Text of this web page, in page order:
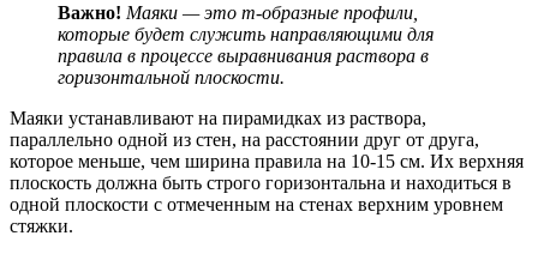
Важно! Маяки — это т-образные профили,
которые будет служить направляющими для
правила в процессе выравнивания раствора в
горизонтальной плоскости.
Маяки устанавливают на пирамидках из раствора,
параллельно одной из стен, на расстоянии друг от друга,
которое меньше, чем ширина правила на 10-15 см. Их верхняя
плоскость должна быть строго горизонтальна и находиться в
одной плоскости с отмеченным на стенах верхним уровнем
стяжки.